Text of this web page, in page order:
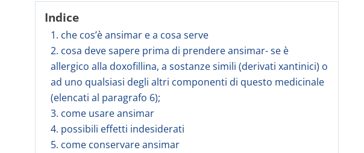
Indice
1. che cos’è ansimar e a cosa serve
2. cosa deve sapere prima di prendere ansimar- se è
allergico alla doxofillina, a sostanze simili (derivati xantinici) o
ad uno qualsiasi degli altri componenti di questo medicinale
(elencati al paragrafo 6);
3. come usare ansimar
4. possibili effetti indesiderati
5. come conservare ansimar